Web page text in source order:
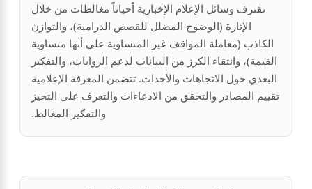
تقترف وسائل الإعلام الإخبارية أحياناً مغالطات من خلال
الإثارة (الوضوح المضلل للقصص الدرامية)، والتوازن
الكاذب (معاملة المواقف غير المتساوية على أنها متساوية
القيمة)، وانتقاء الكرز من البيانات لدعم الروايات، والتفكير
البعدي حول الاتجاهات والأحداث. تتضمن المعرفة الإعلامية
تقييم المصادر والتحقق من الادعاءات والتعرف على التحيز
والتفكير المغالط.